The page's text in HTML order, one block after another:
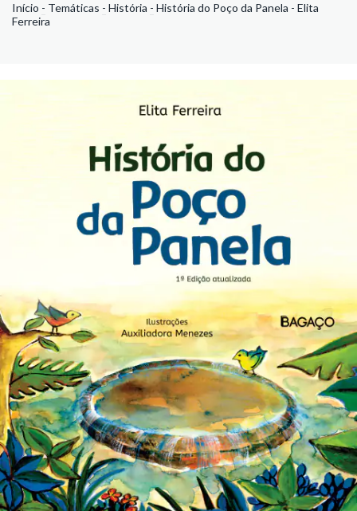
Início - Temáticas - História - História do Poço da Panela - Elita
Ferreira